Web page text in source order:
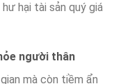
hại tài sản quý giá
người thân
mà còn tiềm ẩn